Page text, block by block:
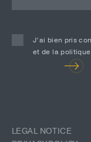
J’ai bien pris
et de la
LEGAL NOTICE